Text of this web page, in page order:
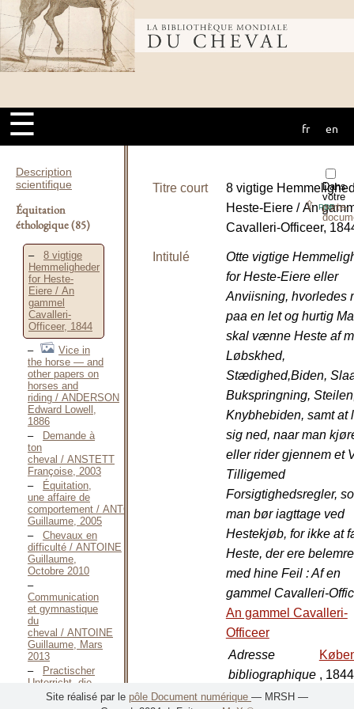
Bibliothèque
mondiale du
cheval
☰ fr en
Description
scientifique
Équitation
éthologique(85)
8 vigtige
Hemmeligheder
for Heste-
Eiere / An
gammel
Cavalleri-
Officeer, 1844
Vice in
the horse — and
other papers on
horses and
riding / ANDERSON
Edward Lowell,
1886
Demande à
ton
cheval / ANSTETT
Françoise, 2003
Équitation,
une affaire de
comportement / ANTOINE
Guillaume, 2005
Chevaux en
difficulté / ANTOINE
Guillaume,
Octobre 2010
Communication
et gymnastique
du
cheval / ANTOINE
Guillaume, Mars
2013
Practischer
Unterricht, die
Pferde an das
Dans
votre
porte-
⇪PDF
Titre court
8 vigtige
Heste-Eiere / An
Cavalleri-Officeer,
Intitulé
Otte vigtige
for Heste-Eiere eller
Anviisning, hvorledes
paa en let og hurtig
skal vænne Heste af
Løbskhed,
Stædighed,Biden,
Bukspringning,
Knybhebiden, samt at
sig ned, naar man
eller rider gjennem et
Tilligemed
Forsigtighedsregler,
man bør iagttage ved
Hestekjøb, for ikke at
Heste, der ere
med hine Feil : Af en
gammel Cavalleri-
An gammel Cavalleri-
Officeer
Adresse
bibliographique
:
, 1844
Site réalisé par le pôle Document numérique — MRSH —